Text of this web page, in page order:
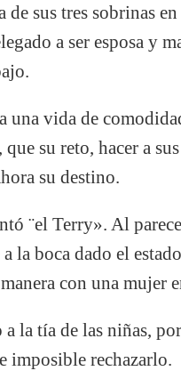
sus tres sobrinas
a ser esposa y
una vida de
su reto, hacer a
su destino.
¨el Terry». Al
la boca dado el
con una mujer
la tía de las niñas,
imposible rechazarlo.